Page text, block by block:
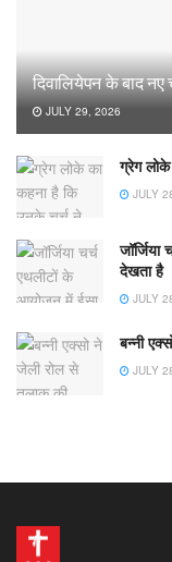
दिवालियेपन के बाद
JULY 29, 2026
ग्रेग
JULY
देखता है
JULY
बन्नी
JULY